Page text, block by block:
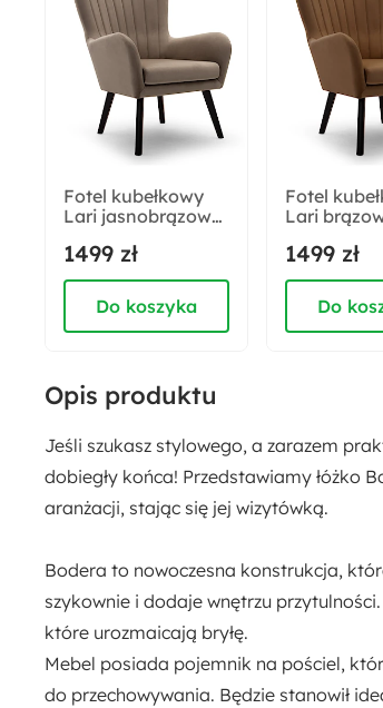
Styl:
Nowoczesny
Pojemnik na pościel:
Funkcje:
Bez materaca
Pojemnik na pościel
Fotel kubełkowy
Lari jasnobrązowy
1499 zł
Do koszyka
Fotel
Lari brązowy
1499 zł
Do
Opis produktu
Jeśli szukasz stylowego, a zarazem
dobiegły końca! Przedstawiamy łóżko
aranżacji, stając się jej wizytówką.
Bodera to nowoczesna konstrukcja,
szykownie i dodaje wnętrzu
które urozmaicają bryłę.
Mebel posiada pojemnik na pościel,
do przechowywania. Będzie stanowił